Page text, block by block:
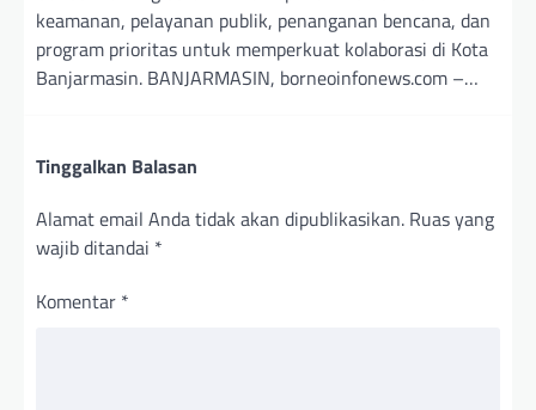
keamanan, pelayanan publik, penanganan bencana, dan
program prioritas untuk memperkuat kolaborasi di Kota
Banjarmasin. BANJARMASIN, borneoinfonews.com –…
Tinggalkan Balasan
Alamat email Anda tidak akan dipublikasikan. Ruas yang
wajib ditandai *
Komentar *